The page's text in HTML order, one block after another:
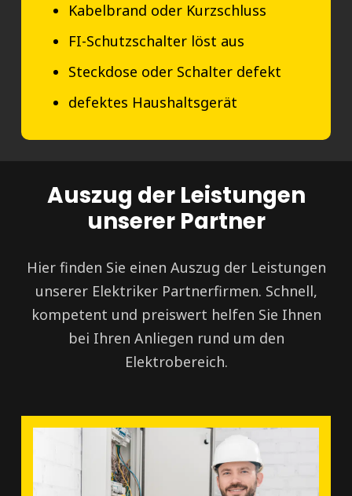
Kabelbrand oder Kurzschluss
FI-Schutzschalter löst aus
Steckdose oder Schalter defekt
defektes Haushaltsgerät
Auszug der Leistungen
unserer Partner
Hier finden Sie einen Auszug der Leistungen
unserer Elektriker Partnerfirmen. Schnell,
kompetent und preiswert helfen Sie Ihnen
bei Ihren Anliegen rund um den
Elektrobereich.